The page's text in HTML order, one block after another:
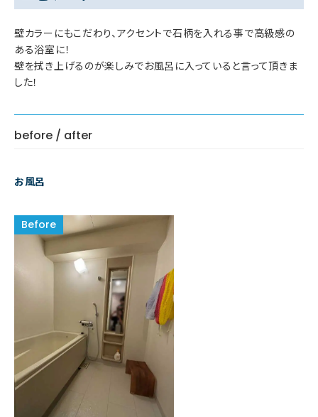
壁カラーにもこだわり、アクセントで石柄を入れる事で高級感の
ある浴室に！
壁を拭き上げるのが楽しみでお風呂に入っていると言って頂きま
した！
before / after
お風呂